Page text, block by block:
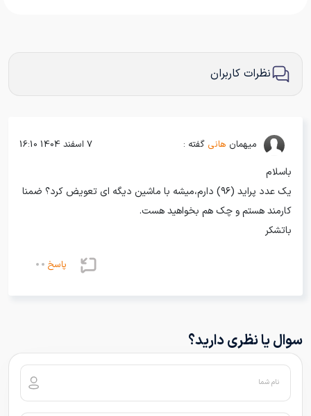
نظرات کاربران
میهمان هانی گفته : 7 اسفند 1404 16:10
باسلام
یک عدد پراید (۹۶) دارم،میشه با ماشین دیگه ای تعویض کرد؟ ضمنا
کارمند هستم و چک هم بخواهید هست.
باتشکر
پاسخ
سوال یا نظری دارید؟
نام شما